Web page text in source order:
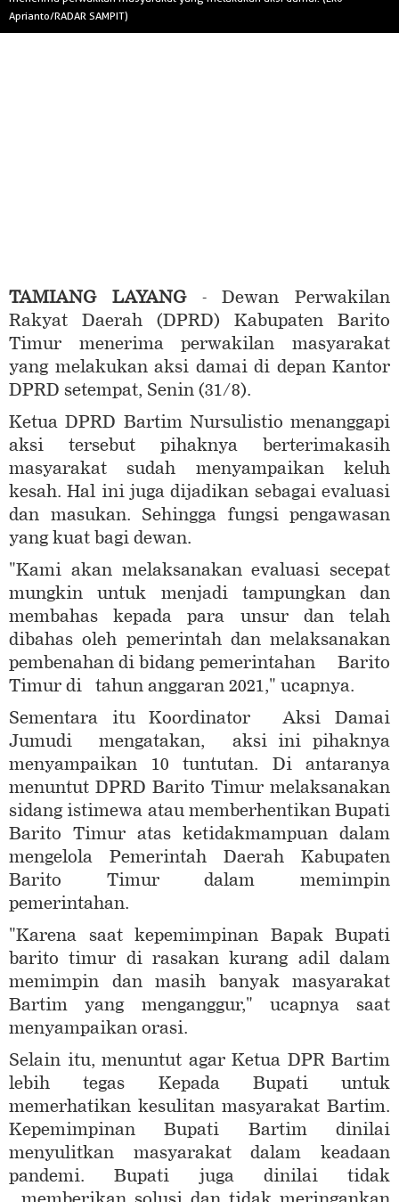
Aprianto/RADAR SAMPIT)
TAMIANG LAYANG- Dewan Perwakilan
Rakyat Daerah (DPRD) Kabupaten Barito
Timur menerima perwakilan masyarakat
yang melakukan aksi damai di depan Kantor
DPRD setempat, Senin (31/8).
Ketua DPRD Bartim Nursulistio menanggapi
aksi tersebut pihaknya berterimakasih
masyarakat sudah menyampaikan keluh
kesah. Hal ini juga dijadikan sebagai evaluasi
dan masukan. Sehingga fungsi pengawasan
yang kuat bagi dewan.
"Kami akan melaksanakan evaluasi secepat
mungkin untuk menjadi tampungkan dan
membahas kepada para unsur dan telah
dibahas oleh pemerintah dan melaksanakan
pembenahan di bidang pemerintahan Barito
Timur di tahun anggaran 2021," ucapnya.
Sementara itu Koordinator Aksi Damai
Jumudi mengatakan, aksi ini pihaknya
menyampaikan 10 tuntutan. Di antaranya
menuntut DPRD Barito Timur melaksanakan
sidang istimewa atau memberhentikan Bupati
Barito Timur atas ketidakmampuan dalam
mengelola Pemerintah Daerah Kabupaten
Barito Timur dalam memimpin
pemerintahan.
"Karena saat kepemimpinan Bapak Bupati
barito timur di rasakan kurang adil dalam
memimpin dan masih banyak masyarakat
Bartim yang menganggur," ucapnya saat
menyampaikan orasi.
Selain itu, menuntut agar Ketua DPR Bartim
lebih tegas Kepada Bupati untuk
memerhatikan kesulitan masyarakat Bartim.
Kepemimpinan Bupati Bartim dinilai
menyulitkan masyarakat dalam keadaan
pandemi. Bupati juga dinilai tidak